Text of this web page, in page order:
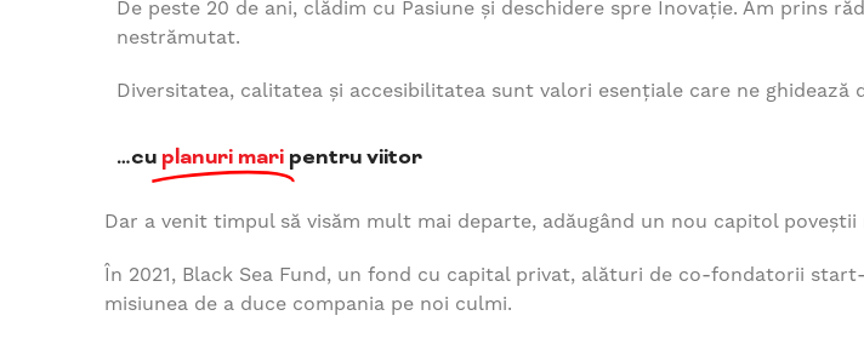
De peste 20 de ani, clădim cu Pasiune și deschidere spre Inovație. Am prins
nestrămutat.
Diversitatea, calitatea și accesibilitatea sunt valori esențiale care ne ghidează
…cu planuri mari pentru viitor
Dar a venit timpul să visăm mult mai departe, adăugând un nou capitol poveștii
În 2021, Black Sea Fund, un fond cu capital privat, alături de co-fondatorii
misiunea de a duce compania pe noi culmi.